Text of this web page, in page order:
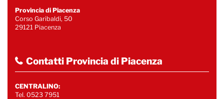
Provincia di Piacenza
Corso Garibaldi, 50
29121 Piacenza
Contatti Provincia di Piacenza
CENTRALINO:
Tel. 0523 7951